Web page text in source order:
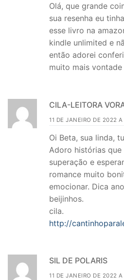
Olá, que grande
sua resenha eu
esse livro na
kindle unlimited e
então adorei
muito mais
CILA-LEITORA
11 DE JANEIRO DE 2022 A
Oi Beta, sua linda,
Adoro histórias
superação e
romance muito
emocionar. Dica
beijinhos.
cila.
http://
SIL DE POLARIS
11 DE JANEIRO DE 2022 A